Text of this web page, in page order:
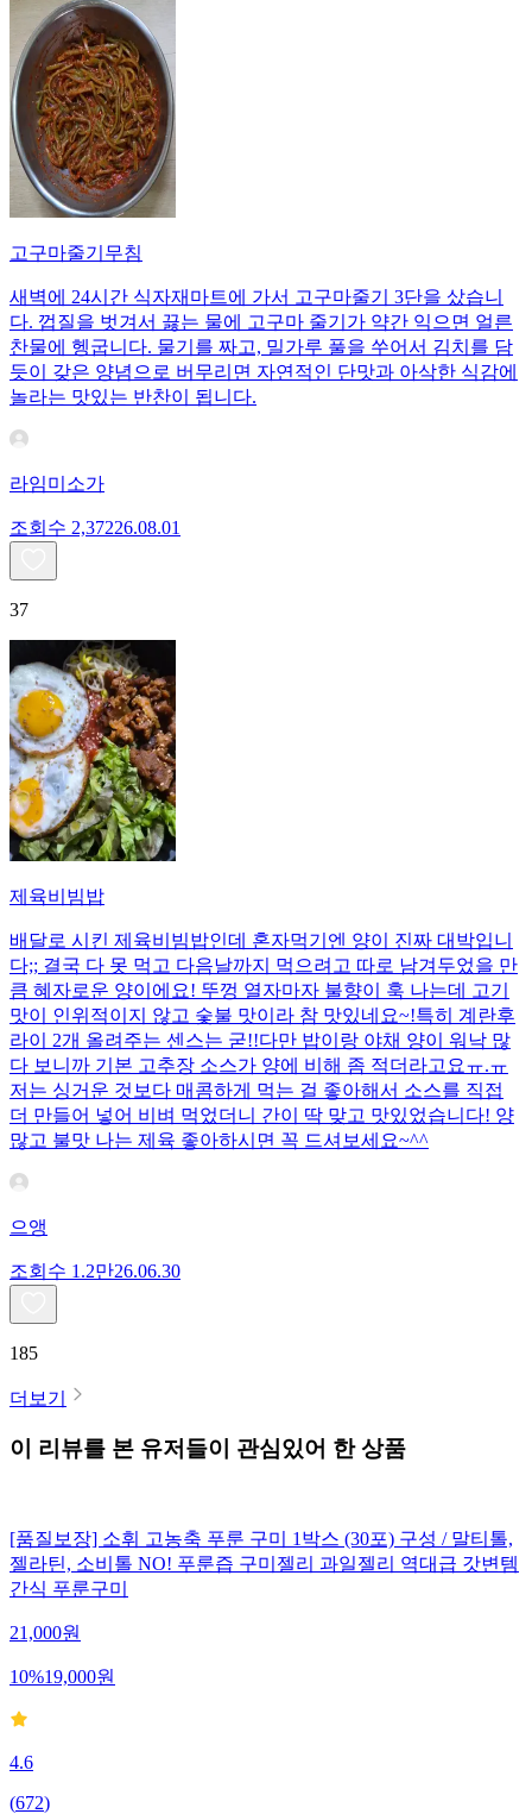
고구마줄기무침
새벽에 24시간 식자재마트에 가서 고구마줄기 3단을 샀습니
다. 껍질을 벗겨서 끓는 물에 고구마 줄기가 약간 익으면 얼른
찬물에 헹굽니다. 물기를 짜고, 밀가루 풀을 쑤어서 김치를 담
듯이 갖은 양념으로 버무리면 자연적인 단맛과 아삭한 식감에
놀라는 맛있는 반찬이 됩니다.
라임미소가
조회수 2,37226.08.01
37
제육비빔밥
배달로 시킨 제육비빔밥인데 혼자먹기엔 양이 진짜 대박입니
다;; 결국 다 못 먹고 다음날까지 먹으려고 따로 남겨두었을 만
큼 혜자로운 양이에요! 뚜껑 열자마자 불향이 훅 나는데 고기
맛이 인위적이지 않고 숯불 맛이라 참 맛있네요~!특히 계란후
라이 2개 올려주는 센스는 굳!! ​다만 밥이랑 야채 양이 워낙 많
다 보니까 기본 고추장 소스가 양에 비해 좀 적더라고요ㅠ.ㅠ
저는 싱거운 것보다 매콤하게 먹는 걸 좋아해서 소스를 직접
더 만들어 넣어 비벼 먹었더니 간이 딱 맞고 맛있었습니다! 양
많고 불맛 나는 제육 좋아하시면 꼭 드셔보세요~^^
으앵
조회수 1.2만26.06.30
185
더보기
이 리뷰를 본 유저들이 관심있어 한 상품
[품질보장] 소휘 고농축 푸룬 구미 1박스 (30포) 구성 / 말티톨,
젤라틴, 소비톨 NO! 푸룬즙 구미젤리 과일젤리 역대급 갓변템
간식 푸룬구미
21,000원
10%19,000원
4.6
(672)